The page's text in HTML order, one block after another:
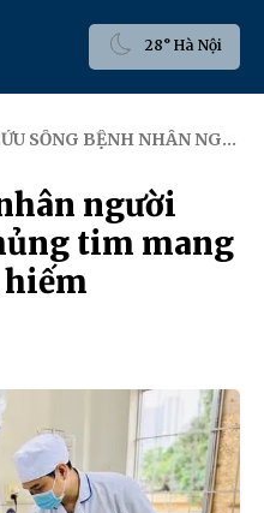
28° Hà Nội
BỆNH NHÂN NGƯỜI NƯỚC NGOÀI BỊ THỦNG TIM MANG NHÓM MÁU SIÊU HIẾM
người
tim mang